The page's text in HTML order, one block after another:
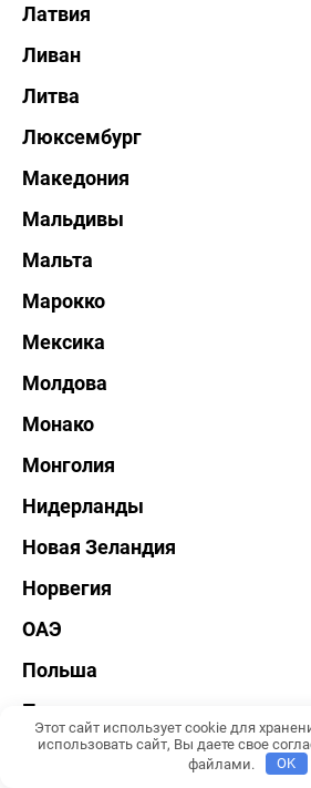
Латвия
Ливан
Литва
Люксембург
Македония
Мальдивы
Мальта
Марокко
Мексика
Молдова
Монако
Монголия
Нидерланды
Новая Зеландия
Норвегия
ОАЭ
Польша
Португалия
Россия
Этот сайт использует cookie для
использовать сайт, Вы даете свое
файлами.
OK